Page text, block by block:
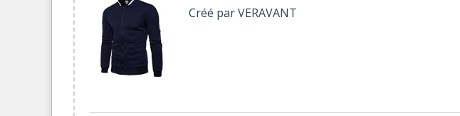
Créé par VERAVANT